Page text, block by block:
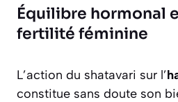
Équilibre hormonal
fertilité féminine
L’action du shatavari sur l’
constitue sans doute son